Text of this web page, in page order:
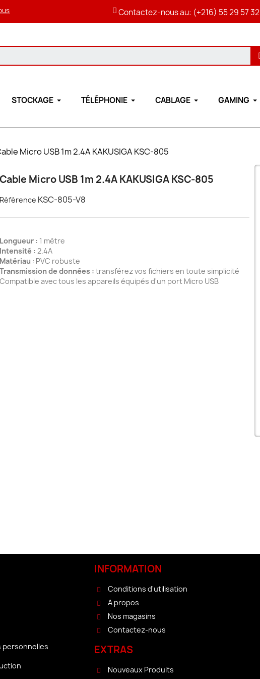
Contactez-nous au: (+216) 55 29 57 32
STOCKAGE TÉLÉPHONIE CABLAGE GAMING
Micro USB 1m 2.4A KAKUSIGA KSC-805
Cable Micro USB 1m 2.4A KAKUSIGA KSC-805
Référence KSC-805-V8
Longueur : 1 mètre
Intensité : 2.4A
Matériau : PVC robuste
Transmission de données : transférez vos fichiers en toute simplicité
Compatible avec tous les appareils équipés d'un port Micro USB
personnelles
INFORMATION
Conditions d'utilisation
A propos
Nos magasins
Contactez-nous
EXTRAS
Nouveaux Produits